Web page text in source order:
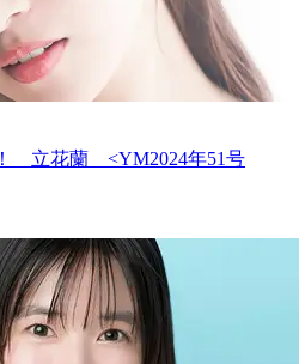
立花蘭 <YM2024年51号